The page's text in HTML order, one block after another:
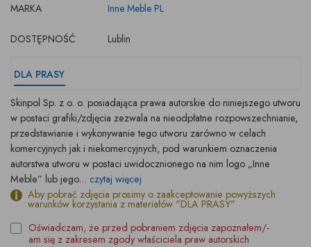
MARKA
Inne Meble PL
DOSTĘPNOŚĆ Lublin
DLA PRASY
Skinpol Sp. z o. o. posiadająca prawa autorskie do niniejszego utworu
w postaci grafiki/zdjęcia zezwala na nieodpłatne rozpowszechnianie,
przedstawianie i wykonywanie tego utworu zarówno w celach
komercyjnych jak i niekomercyjnych, pod warunkiem oznaczenia
autorstwa utworu w postaci uwidocznionego na nim logo „Inne
Meble” lub jego... czytaj więcej
Aby pobrać zdjęcia prosimy o zaakceptowanie powyższych
warunków korzystania z materiałów "DLA PRASY"
Oświadczam, że przed pobraniem zdjęcia zapoznałem/-
am się z zakresem zgody właściciela praw autorskich